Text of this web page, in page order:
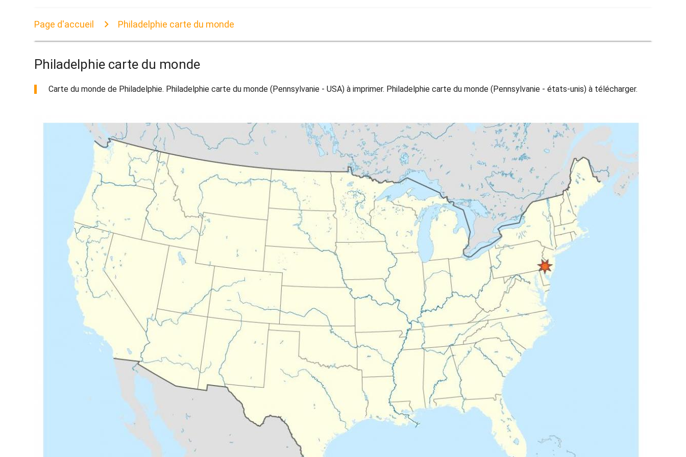
Page d'accueil Philadelphie carte du monde
Philadelphie carte du monde
Carte du monde de Philadelphie. Philadelphie carte du monde (Pennsylvanie - USA) à imprimer. Philadelphie carte du monde (Pennsylvanie - états-unis) à télécharger.